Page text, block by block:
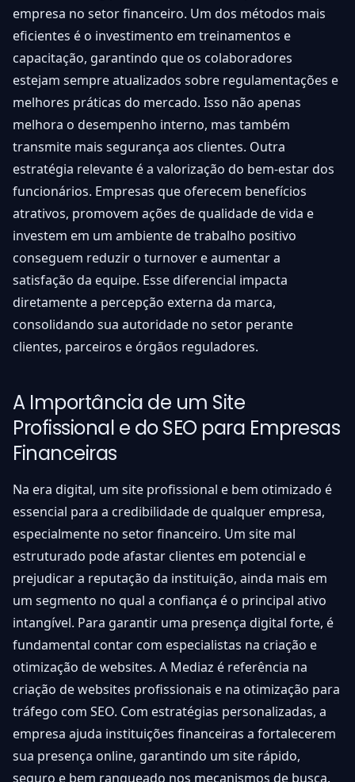
empresa no setor financeiro. Um dos métodos mais
eficientes é o investimento em treinamentos e
capacitação, garantindo que os colaboradores
estejam sempre atualizados sobre regulamentações e
melhores práticas do mercado. Isso não apenas
melhora o desempenho interno, mas também
transmite mais segurança aos clientes. Outra
estratégia relevante é a valorização do bem-estar dos
funcionários. Empresas que oferecem benefícios
atrativos, promovem ações de qualidade de vida e
investem em um ambiente de trabalho positivo
conseguem reduzir o turnover e aumentar a
satisfação da equipe. Esse diferencial impacta
diretamente a percepção externa da marca,
consolidando sua autoridade no setor perante
clientes, parceiros e órgãos reguladores.
A Importância de um Site
Profissional e do SEO para Empresas
Financeiras
Na era digital, um site profissional e bem otimizado é
essencial para a credibilidade de qualquer empresa,
especialmente no setor financeiro. Um site mal
estruturado pode afastar clientes em potencial e
prejudicar a reputação da instituição, ainda mais em
um segmento no qual a confiança é o principal ativo
intangível. Para garantir uma presença digital forte, é
fundamental contar com especialistas na criação e
otimização de websites. A Mediaz é referência na
criação de websites profissionais e na otimização para
tráfego com SEO. Com estratégias personalizadas, a
empresa ajuda instituições financeiras a fortalecerem
sua presença online, garantindo um site rápido,
seguro e bem ranqueado nos mecanismos de busca.